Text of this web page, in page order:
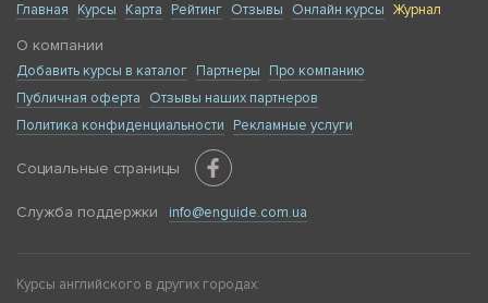
Главная Курсы Карта Рейтинг Отзывы Онлайн курсы Журнал
О компании
Добавить курсы в каталог Партнеры
Про компанию
Публичная оферта
Отзывы наших партнеров
Политика конфиденциальности
Рекламные услуги
Социальные страницы
Служба поддержки info@enguide.com.ua
Курсы английского в других городах: